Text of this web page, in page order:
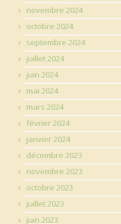
novembre 2024
octobre 2024
septembre 2024
juillet 2024
juin 2024
mai 2024
mars 2024
février 2024
janvier 2024
décembre 2023
novembre 2023
octobre 2023
juillet 2023
juin 2023